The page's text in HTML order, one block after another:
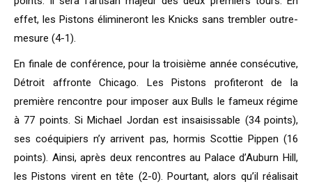
effet, les Pistons élimineront les Knicks sans trembler outre-
mesure (4-1).
En finale de conférence, pour la troisième année consécutive,
Détroit affronte Chicago. Les Pistons profiteront de la
première rencontre pour imposer aux Bulls le fameux régime
à 77 points. Si Michael Jordan est insaisissable (34 points),
ses coéquipiers n’y arrivent pas, hormis Scottie Pippen (16
points). Ainsi, après deux rencontres au Palace d’Auburn Hill,
les Pistons virent en tête (2-0). Pourtant, alors qu’il réalisait